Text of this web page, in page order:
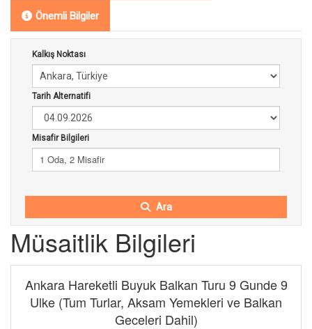
Önemli Bilgiler
Kalkış Noktası
Tarih Alternatifi
Misafir Bilgileri
1 Oda, 2 Misafir
Ara
Müsaitlik Bilgileri
Ankara Hareketli Buyuk Balkan Turu 9 Gunde 9
Ulke (Tum Turlar, Aksam Yemekleri ve Balkan
Geceleri Dahil)